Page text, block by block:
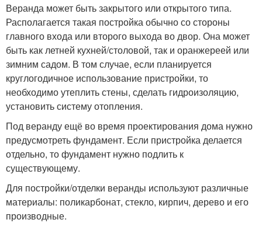
Веранда может быть закрытого или открытого типа.
Располагается такая постройка обычно со стороны
главного входа или второго выхода во двор. Она может
быть как летней кухней/столовой, так и оранжереей или
зимним садом. В том случае, если планируется
круглогодичное использование пристройки, то
необходимо утеплить стены, сделать гидроизоляцию,
установить систему отопления.
Под веранду ещё во время проектирования дома нужно
предусмотреть фундамент. Если пристройка делается
отдельно, то фундамент нужно подлить к
существующему.
Для постройки/отделки веранды используют различные
материалы: поликарбонат, стекло, кирпич, дерево и его
производные.